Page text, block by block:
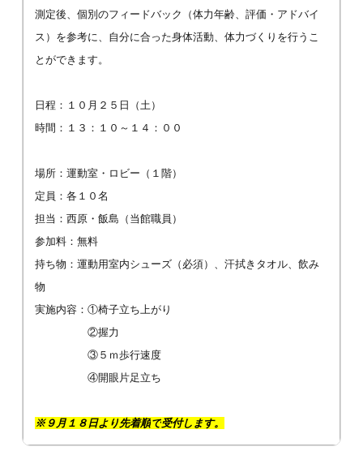
測定後、個別のフィードバック（体力年齢、評価・アドバイ
ス）を参考に、自分に合った身体活動、体力づくりを行うこ
とができます。
日程：１０月２５日（土）
時間：１３：１０～１４：００
場所：運動室・ロビー（１階）
定員：各１０名
担当：西原・飯島（当館職員）
参加料：無料
持ち物：運動用室内シューズ（必須）、汗拭きタオル、飲み
物
実施内容：①椅子立ち上がり
②握力
③５ｍ歩行速度
④開眼片足立ち
※９月１８日より先着順で受付します。